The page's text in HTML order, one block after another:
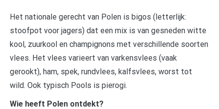
Het nationale gerecht van Polen is bigos (letterlijk:
stoofpot voor jagers) dat een mix is van gesneden witte
kool, zuurkool en champignons met verschillende soorten
vlees. Het vlees varieert van varkensvlees (vaak
gerookt), ham, spek, rundvlees, kalfsvlees, worst tot
wild. Ook typisch Pools is pierogi.
Wie heeft Polen ontdekt?